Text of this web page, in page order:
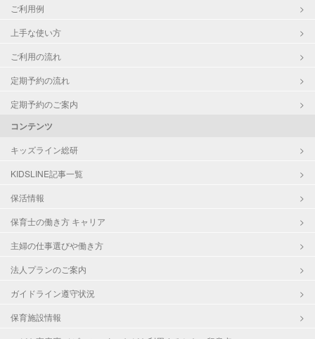
ご利用例
上手な使い方
ご利用の流れ
定期予約の流れ
定期予約のご案内
コンテンツ
キッズライン総研
KIDSLINE記事一覧
保活情報
保育士の働き方 キャリア
主婦の仕事選びや働き方
法人プランのご案内
ガイドライン遵守状況
保育施設情報